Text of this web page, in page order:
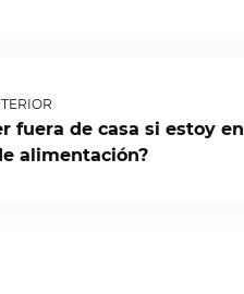
fuera de casa si estoy en
alimentación?